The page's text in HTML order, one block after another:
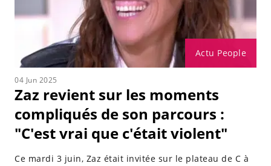
Actu People
04 Jun 2025
Zaz revient sur les moments
compliqués de son parcours :
"C'est vrai que c'était violent"
Ce mardi 3 juin, Zaz était invitée sur le plateau de C à